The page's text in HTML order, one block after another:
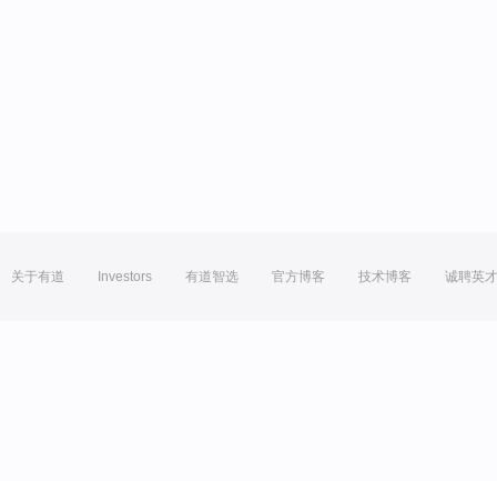
关于有道 Investors 有道智选 官方博客 技术博客 诚聘英才